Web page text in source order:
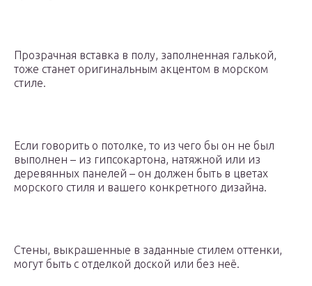
Прозрачная вставка в полу, заполненная галькой,
тоже станет оригинальным акцентом в морском
стиле.
Если говорить о потолке, то из чего бы он не был
выполнен – из гипсокартона, натяжной или из
деревянных панелей – он должен быть в цветах
морского стиля и вашего конкретного дизайна.
Стены, выкрашенные в заданные стилем оттенки,
могут быть с отделкой доской или без неё.